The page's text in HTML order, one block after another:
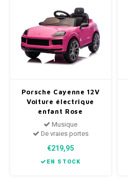
Porsche Cayenne 12V
Voiture électrique
enfant Rose
Musique
De vraies portes
€219,95
EN STOCK